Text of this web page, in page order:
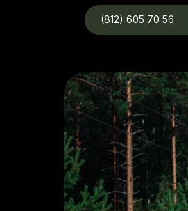
(812) 605 70 56